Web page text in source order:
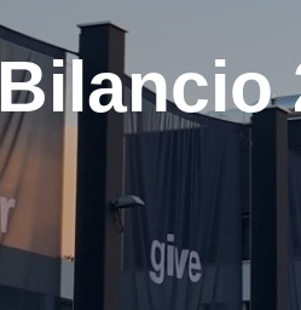
Bilancio